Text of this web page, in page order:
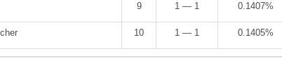
9 1 — 1 0.1407%
10 1 — 1 0.1405%